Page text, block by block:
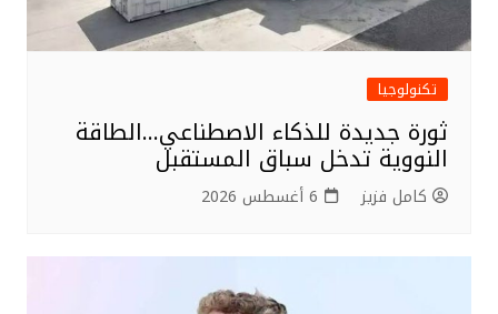
تكنولوجيا
ثورة جديدة للذكاء الاصطناعي…الطاقة
النووية تدخل سباق المستقبل
كامل فزيز 6 أغسطس 2026